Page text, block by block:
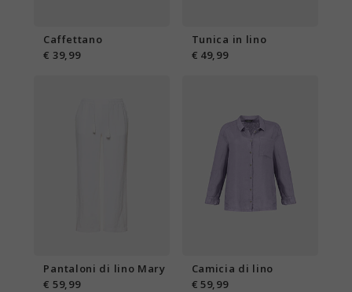
Caffettano
€ 39,99
Tunica in lino
€ 49,99
Pantaloni di lino Mary
€ 59,99
Camicia di lino
€ 59,99